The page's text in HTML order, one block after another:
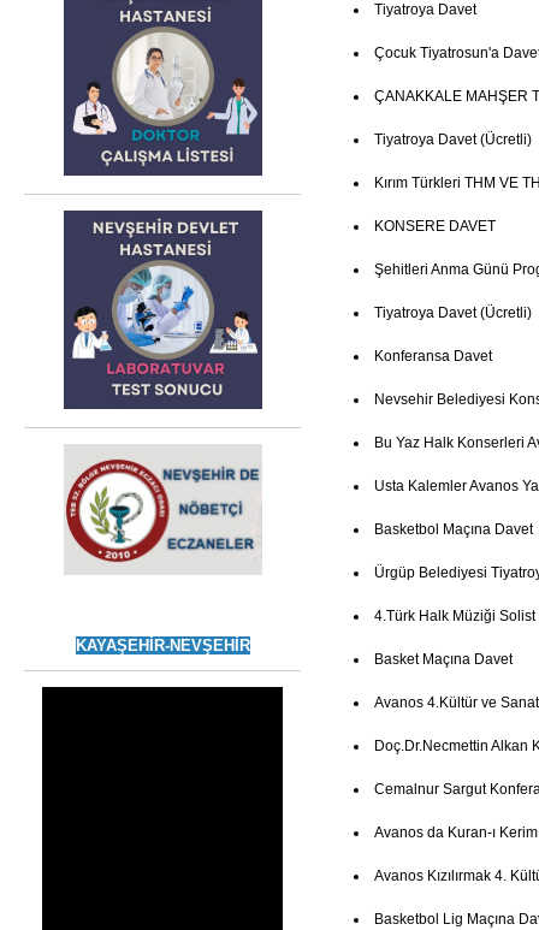
KAYAŞEHİR-NEVŞEHİR
Tiyatroya Davet
Çocuk Tiyatrosun'a
ÇANAKKALE MAHŞER
Tiyatroya Davet (Ücretli)
Kırım Türkleri THM VE
KONSERE DAVET
Şehitleri Anma Günü
Tiyatroya Davet (Ücretli)
Konferansa Davet
Nevsehir Belediyesi
Bu Yaz Halk Konserleri
Usta Kalemler Avanos
Basketbol Maçına Davet
Ürgüp Belediyesi
4.Türk Halk Müziği Solist
Basket Maçına Davet
Avanos 4.Kültür ve
Doç.Dr.Necmettin Alkan
Cemalnur Sargut
Avanos da Kuran-ı
Avanos Kızılırmak 4.
Basketbol Lig Maçına